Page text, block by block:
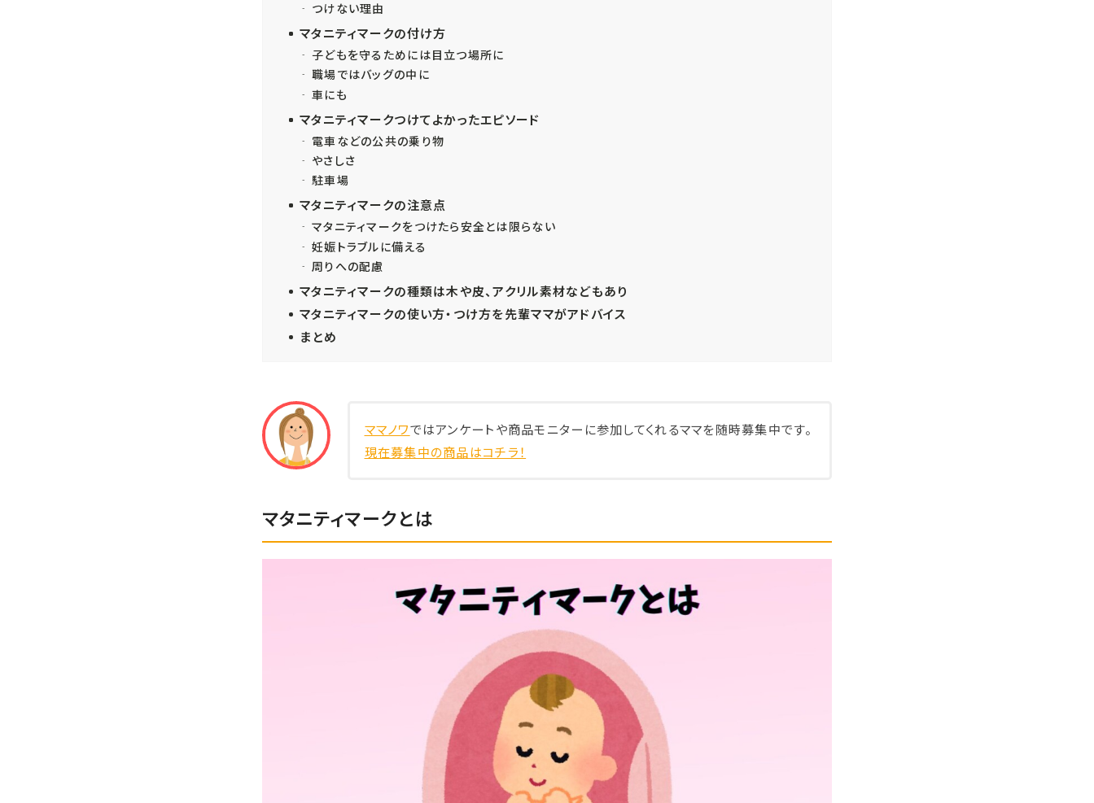
つけない理由
マタニティマークの付け方
子どもを守るためには目立つ場所に
職場ではバッグの中に
車にも
マタニティマークつけてよかったエピソード
電車などの公共の乗り物
やさしさ
駐車場
マタニティマークの注意点
マタニティマークをつけたら安全とは限らない
妊娠トラブルに備える
周りへの配慮
マタニティマークの種類は木や皮、アクリル素材などもあり
マタニティマークの使い方・つけ方を先輩ママがアドバイス
まとめ
ママノワではアンケートや商品モニターに参加してくれるママを随時募集中です。
現在募集中の商品はコチラ！
マタニティマークとは